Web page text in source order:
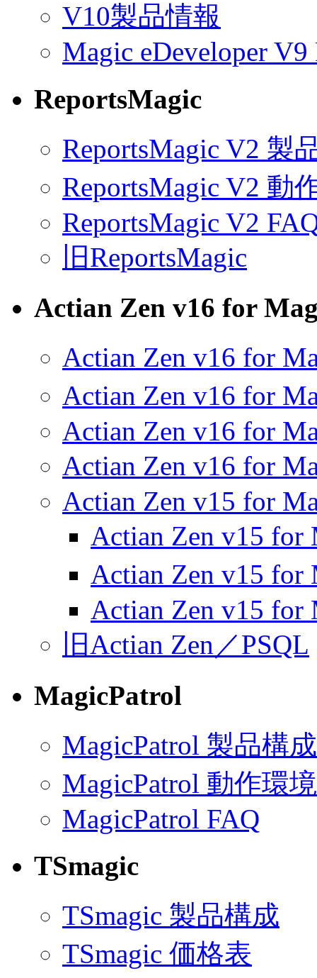
V10製品情報
Magic eDeveloper V9
ReportsMagic
ReportsMagic V2 製
ReportsMagic V2 動
ReportsMagic V2
旧ReportsMagic
Actian Zen v16 for
Actian Zen v16 for
Actian Zen v16 for
Actian Zen v16 for
Actian Zen v16 for
Actian Zen v15 for
Actian Zen v15
Actian Zen v15
Actian Zen v15 for
旧Actian Zen／PSQL
MagicPatrol
MagicPatrol 製品構成
MagicPatrol 動作環境
MagicPatrol FAQ
TSmagic
TSmagic 製品構成
TSmagic 価格表